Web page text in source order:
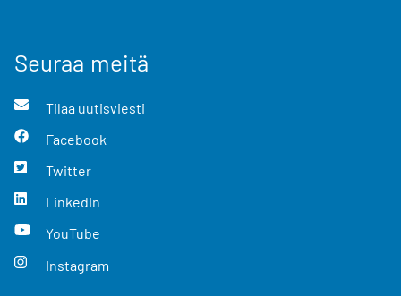
Seuraa meitä
Tilaa uutisviesti
Facebook
Twitter
LinkedIn
YouTube
Instagram